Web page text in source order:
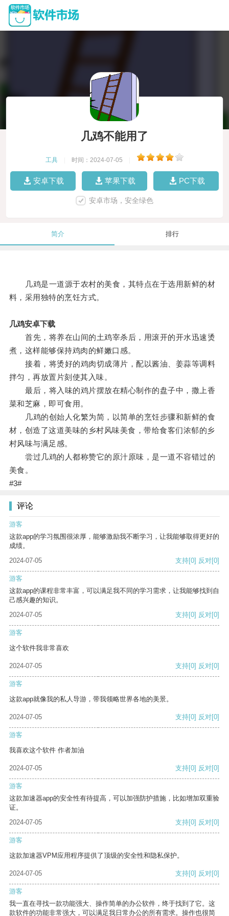
几鸡不能用了
工具 时间：2024-07-05
安卓下载 苹果下载 PC下载
安卓市场，安全绿色
简介 排行
几鸡是一道源于农村的美食，其特点在于选用新鲜的材
料，采用独特的烹饪方式。
几鸡安卓下载
首先，将养在山间的土鸡宰杀后，用滚开的开水迅速烫
煮，这样能够保持鸡肉的鲜嫩口感。
接着，将烫好的鸡肉切成薄片，配以酱油、姜蒜等调料
拌匀，再放置片刻使其入味。
最后，将入味的鸡片摆放在精心制作的盘子中，撒上香
菜和芝麻，即可食用。
几鸡的创始人化繁为简，以简单的烹饪步骤和新鲜的食
材，创造了这道美味的乡村风味美食，带给食客们浓郁的乡
村风味与满足感。
尝过几鸡的人都称赞它的原汁原味，是一道不容错过的
美食。
#3#
评论
游客
这款app的学习氛围很浓厚，能够激励我不断学习，让我能够取得更好的
成绩。
2024-07-05
支持[0] 反对[0]
游客
这款app的课程非常丰富，可以满足我不同的学习需求，让我能够找到自
己感兴趣的知识。
2024-07-05
支持[0] 反对[0]
游客
这个软件我非常喜欢
2024-07-05 支持[0] 反对[0]
游客
这款app就像我的私人导游，带我领略世界各地的美景。
2024-07-05 支持[0] 反对[0]
游客
我喜欢这个软件 作者加油
2024-07-05 支持[0] 反对[0]
游客
这款加速器app的安全性有待提高，可以加强防护措施，比如增加双重验
证。
2024-07-05
支持[0] 反对[0]
游客
这款加速器VPM应用程序提供了顶级的安全性和隐私保护。
2024-07-05 支持[0] 反对[0]
游客
我一直在寻找一款功能强大、操作简单的办公软件，终于找到了它。这
款软件的功能非常强大，可以满足我日常办公的所有需求。操作也很简